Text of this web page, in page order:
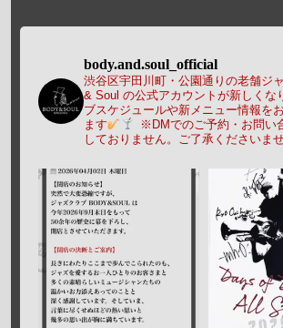
body.and.soul_official
渋谷区宇田川町・公園通りの老舗ジ
& Soul の公式アカウントが新しくな
ブスケジュールや新メニュー情報を
ます
※DMでのご予約・お問い
しておりません。ご了承くださいませ